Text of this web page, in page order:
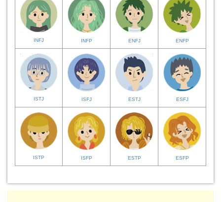
INFJ INFP ENFJ ENFP
ISTJ ISFJ ESTJ ESFJ
ISTP ISFP ESTP ESFP